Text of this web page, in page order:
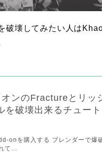
破壊してみたい人は
ンのFractureとリッ
を破壊出来るチュー
onを購入する ブレンダーで爆
て...